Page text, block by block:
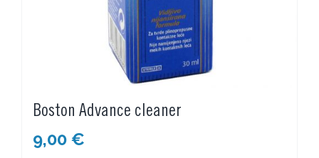
Boston Advance cleaner
9,00 €